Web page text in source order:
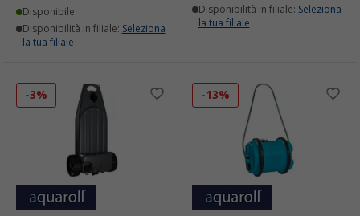
Disponibile
Disponibilità in filiale: Seleziona
la tua filiale
Disponibilità in filiale: Seleziona
la tua filiale
-3% -13%